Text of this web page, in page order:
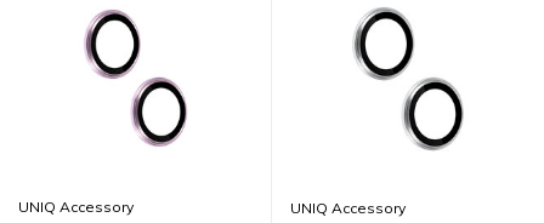
UNIQ Accessory UNIQ Accessory